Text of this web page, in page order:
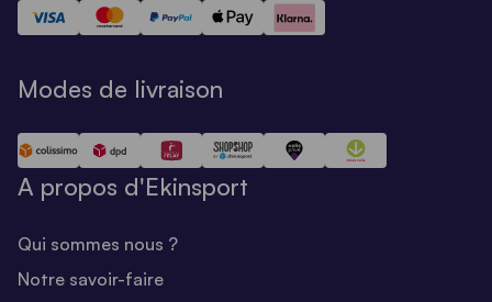
Modes de livraison
A propos d'Ekinsport
Qui sommes nous ?
Notre savoir-faire